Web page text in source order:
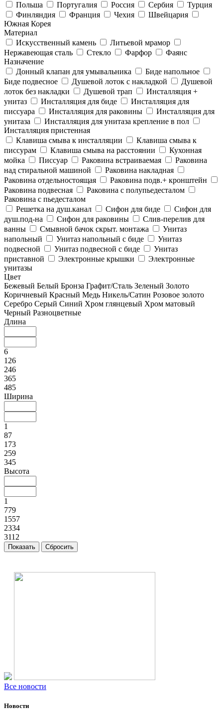
Польша
Португалия Россия Сербия
Турция
Финляндия
Франция Чехия
Швейцария
Южная Корея
Материал
Искусственный камень
Литьевой мрамор
Нержавеющая сталь
Стекло Фарфор
Фаянс
Назначение
Донный клапан для умывальника
Биде напольное
Биде подвесное
Душевой лоток с накладкой
Душевой
лоток без накладки
Душевой трап
Инсталляция +
унитаз
Инсталляция для биде
Инсталляция для
писсуара
Инсталляция для раковины
Инсталляция для
унитаза
Инсталляция для унитаза крепление в пол
Инсталляция пристенная
Клавиша смыва к инсталляции
Клавиша смыва к
писсурам
Клавиша смыва на расстоянии
Кухонная
мойка
Писсуар Раковина встраиваемая
Раковина
над стиральной машиной
Раковина накладная
Раковина отдельностоящая
Раковина подв.+ кронштейн
Раковина подвесная
Раковина с полупьедесталом
Раковина с пьедесталом
Решетка на душ.канал
Сифон для биде
Сифон для
душ.под-на
Сифон для раковины
Слив-перелив для
ванны
Смывной бачок скрыт. монтажа
Унитаз
напольный
Унитаз напольный с биде
Унитаз
подвесной
Унитаз подвесной с биде
Унитаз
приставной
Электронные крышки
Электронные
унитазы
Цвет
Бежевый Белый Бронза Графит/Сталь Зеленый Золото
Коричневый Красный Медь Никель/Сатин Розовое золото
Серебро Серый Синий Хром глянцевый Хром матовый
Черный Разноцветные
Длина
6
126
246
365
485
Ширина
1
87
173
259
345
Высота
1
779
1557
2334
3112
Все новости
Новости